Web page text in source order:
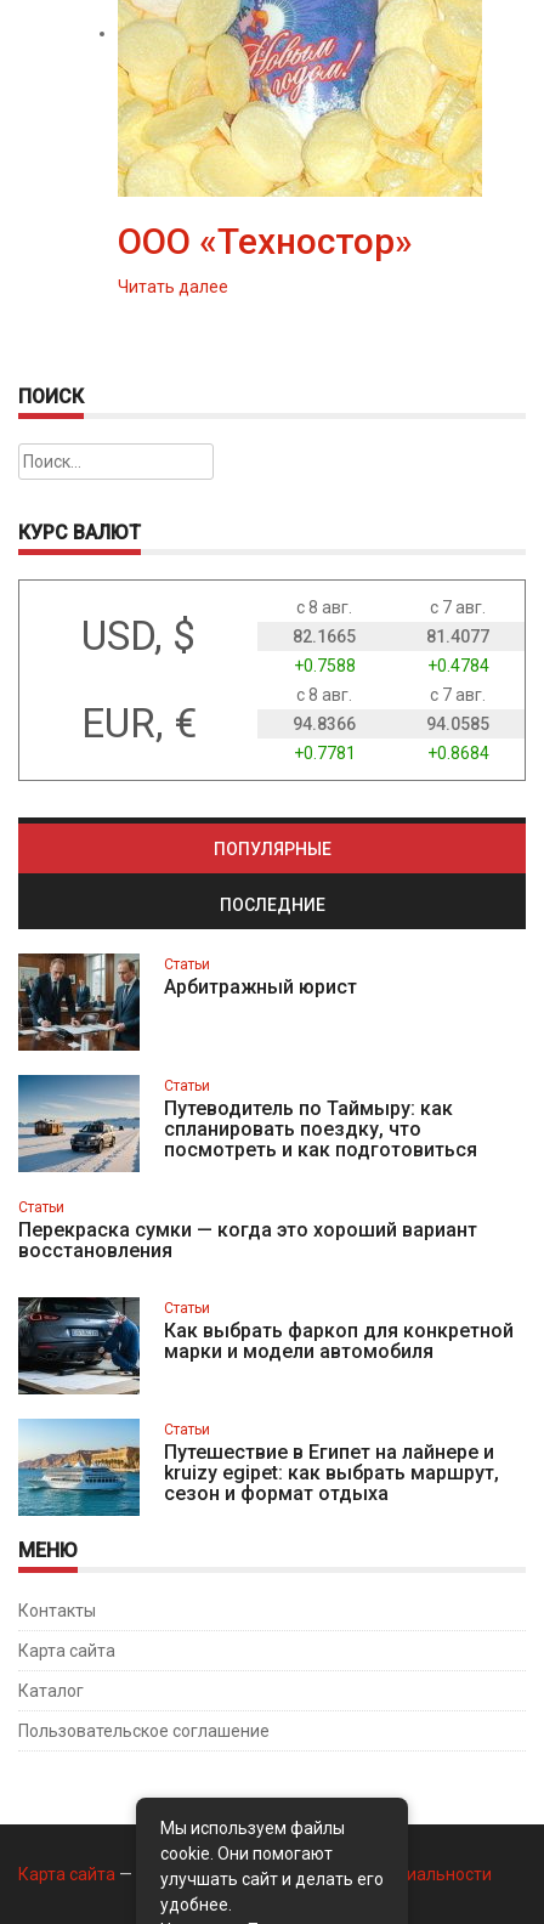
ООО «Техностор»
Читать далее
ПОИСК
Найти:
КУРС ВАЛЮТ
USD, $
с 8 авг.
с 7 авг.
82.1665
81.4077
+0.7588
+0.4784
EUR, €
с 8 авг.
с 7 авг.
94.8366
94.0585
+0.7781
+0.8684
ПОПУЛЯРНЫЕ
ПОСЛЕДНИЕ
Статьи
Арбитражный юрист
Статьи
Путеводитель по Таймыру: как
спланировать поездку, что
посмотреть и как подготовиться
Статьи
Перекраска сумки — когда это хороший вариант
восстановления
Статьи
Как выбрать фаркоп для конкретной
марки и модели автомобиля
Статьи
Путешествие в Египет на лайнере и
kruizy egipet: как выбрать маршрут,
сезон и формат отдыха
МЕНЮ
Контакты
Карта сайта
Каталог
Пользовательское соглашение
Карта сайта — Контакты— Политика конфиденциальности
Мы используем файлы
cookie. Они помогают
улучшать сайт и делать его
удобнее.